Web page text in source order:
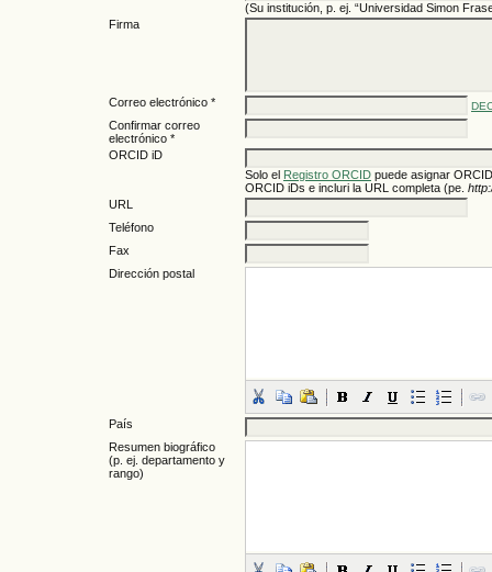
(Su institución, p. ej. “Universidad Simon
Firma
Correo electrónico *
Confirmar correo
electrónico *
ORCID iD
Solo el Registro ORCID puede asignar
ORCID iDs e incluri la URL completa (pe.
URL
Teléfono
Fax
Dirección postal
País
Resumen biográfico
(p. ej. departamento y
rango)